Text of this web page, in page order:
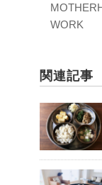
WORK
関連記事